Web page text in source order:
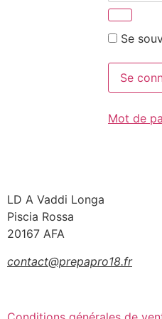
Se
Mot de
LD A Vaddi Longa
Piscia Rossa
20167 AFA
contact@prepapro18.fr